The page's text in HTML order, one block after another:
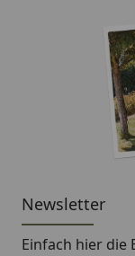
Newsletter
Einfach hier die